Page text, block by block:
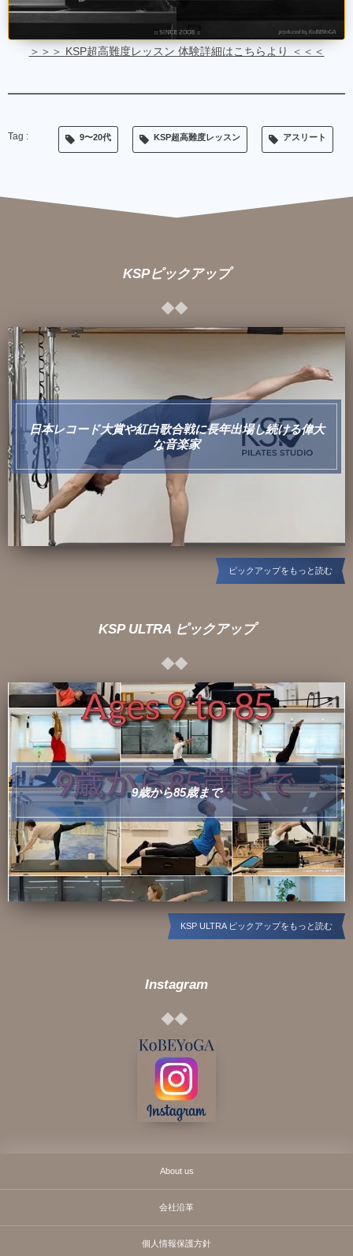
＞＞＞ KSP超高難度レッスン 体験詳細はこちらより ＜＜＜
9〜20代 KSP超高難度レッスン アスリート
KSPピックアップ
日本レコード大賞や紅白歌合戦に長年出場し続ける偉大
な音楽家
ピックアップをもっと読む
KSP ULTRA ピックアップ
9歳から85歳まで
KSP ULTRA ピックアップをもっと読む
Instagram
About us
会社沿革
個人情報保護方針